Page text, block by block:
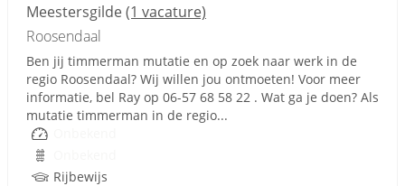
Meestersgilde(1 vacature)
Roosendaal
Ben jij timmerman mutatie en op zoek naar werk in de
regio Roosendaal? Wij willen jou ontmoeten! Voor meer
informatie, bel Ray op 06-57 68 58 22 . Wat ga je doen? Als
mutatie timmerman in de regio...
Rijbewijs